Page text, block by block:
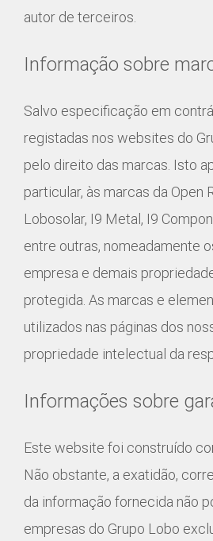
autor de terceiros.
Informação sobre
Salvo especificação em
registadas nos websites do
pelo direito das marcas. Isto
particular, às marcas da Open
Lobosolar, I9 Metal, I9
entre outras, nomeadamente
empresa e demais
protegida. As marcas e
utilizados nas páginas dos
propriedade intelectual da
Informações sobre
Este website foi construído
Não obstante, a exatidão,
da informação fornecida não
empresas do Grupo Lobo